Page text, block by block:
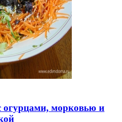
огурцами, морковью и